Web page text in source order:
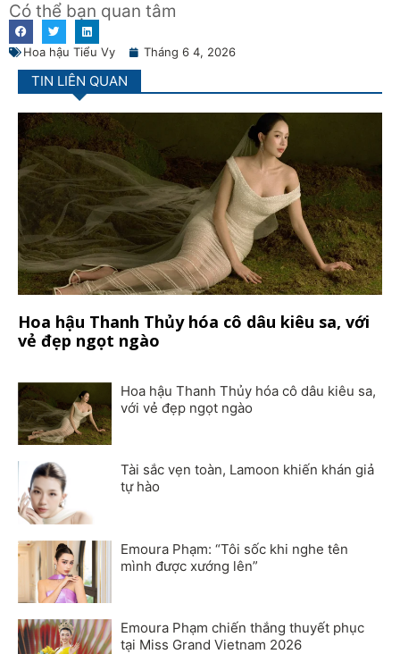
Có thể bạn quan tâm
Hoa hậu Tiểu Vy Tháng 6 4, 2026
TIN LIÊN QUAN
Hoa hậu Thanh Thủy hóa cô dâu kiêu sa, với
vẻ đẹp ngọt ngào
Hoa hậu Thanh Thủy hóa cô dâu kiêu sa,
với vẻ đẹp ngọt ngào
Tài sắc vẹn toàn, Lamoon khiến khán giả
tự hào
Emoura Phạm: “Tôi sốc khi nghe tên
mình được xướng lên”
Emoura Phạm chiến thắng thuyết phục
tại Miss Grand Vietnam 2026